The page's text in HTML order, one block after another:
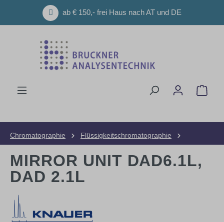
Zum Hauptinhalt springenab € 150,- frei Haus nach AT und DE
Chromatographie
Flüssigkeitschromatographie
MIRROR UNIT DAD6.1L,
DAD 2.1L